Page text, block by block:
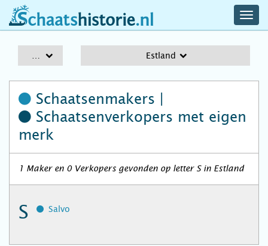
schaatshistorie.nl
Estland
Schaatsenmakers |
Schaatsenverkopers met eigen
merk
1 Maker en 0 Verkopers gevonden op letter S in Estland
S Salvo